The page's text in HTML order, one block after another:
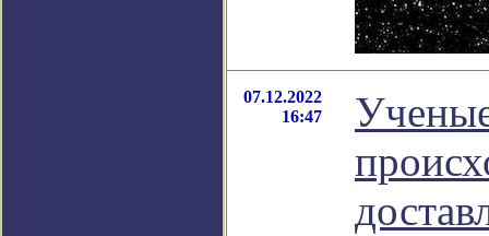
07.12.2022
16:47